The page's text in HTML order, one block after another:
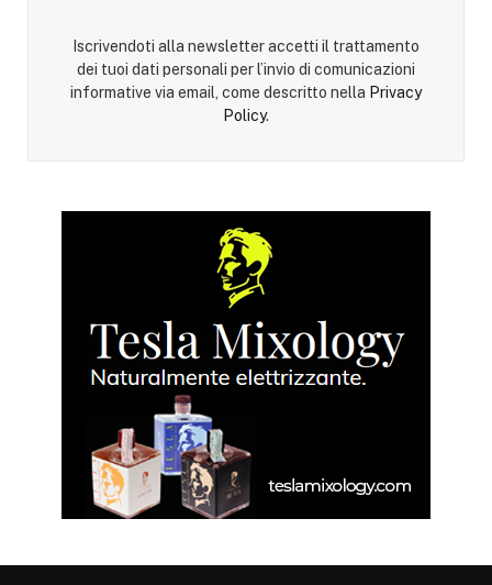
Iscrivendoti alla newsletter accetti il trattamento
dei tuoi dati personali per l’invio di comunicazioni
informative via email, come descritto nella Privacy
Policy.